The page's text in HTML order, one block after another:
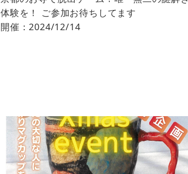
体験を！ ご参加お待ちしてます
開催：2024/12/14